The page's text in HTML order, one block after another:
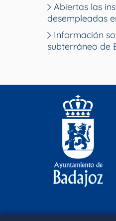
Abiertas las
desempleadas
Información
subterráneo de